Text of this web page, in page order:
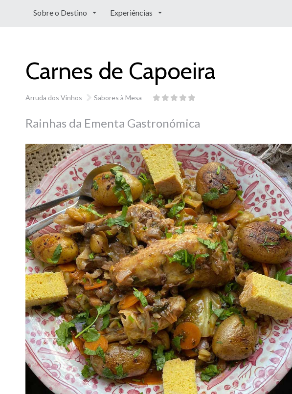
Sobre o Destino Experiências
Carnes de Capoeira
Arruda dos Vinhos Sabores à Mesa
Rainhas da Ementa Gastronómica